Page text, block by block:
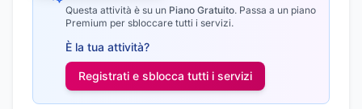
Questa attività è su un Piano Gratuito. Passa a un piano
Premium per sbloccare tutti i servizi.
È la tua attività?
Registrati e sblocca tutti i servizi